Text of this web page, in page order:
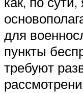
для
пункты
требуют